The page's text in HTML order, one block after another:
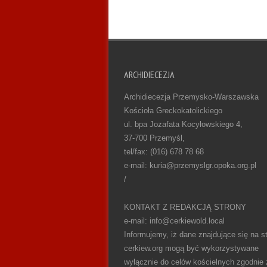
ARCHIDIECEZJA
Archidiecezja Przemysko-Warszawska
Kościoła Greckokatolickiego
ul. bpa Jozafata Kocyłowskiego 4,
37-700 Przemyśl,
tel/fax: (016) 678 78 68
e-mail: kuria@przemyslgr.opoka.org.pl
/
KONTAKT Z REDAKCJĄ STRONY
e-mail: info@cerkiewold.local
Informujemy, iż dane znajdujące się na
cerkiew.org mogą być wykorzystywane
wyłącznie do celów kościelnych zgodnie